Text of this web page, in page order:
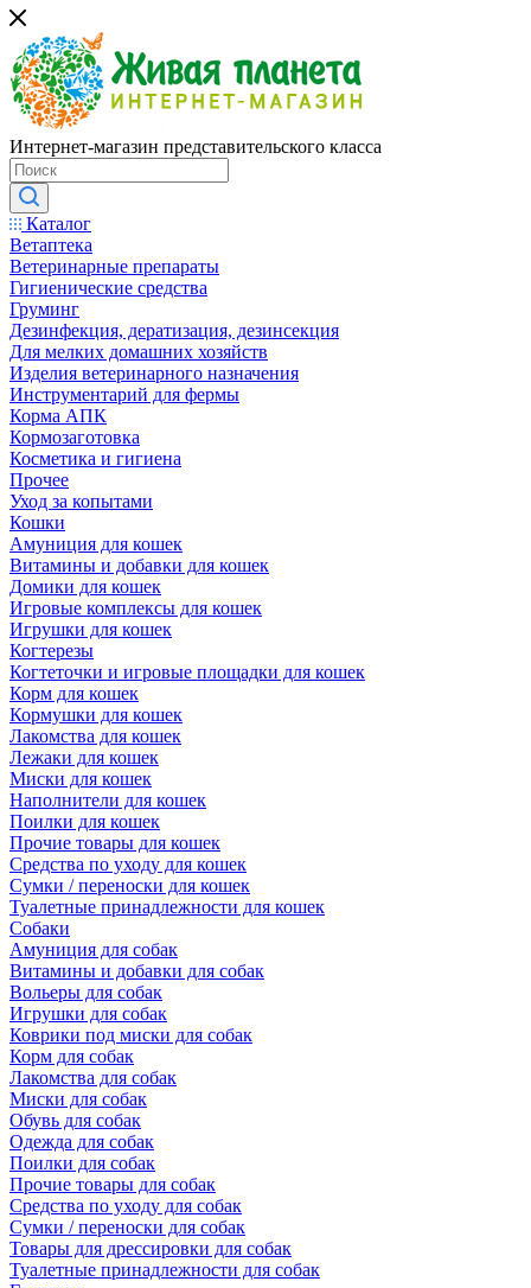
Интернет-магазин представительского класса
Каталог
Ветаптека
Ветеринарные препараты
Гигиенические средства
Груминг
Дезинфекция, дератизация, дезинсекция
Для мелких домашних хозяйств
Изделия ветеринарного назначения
Инструментарий для фермы
Корма АПК
Кормозаготовка
Косметика и гигиена
Прочее
Уход за копытами
Кошки
Амуниция для кошек
Витамины и добавки для кошек
Домики для кошек
Игровые комплексы для кошек
Игрушки для кошек
Когтерезы
Когтеточки и игровые площадки для кошек
Корм для кошек
Кормушки для кошек
Лакомства для кошек
Лежаки для кошек
Миски для кошек
Наполнители для кошек
Поилки для кошек
Прочие товары для кошек
Средства по уходу для кошек
Сумки / переноски для кошек
Туалетные принадлежности для кошек
Собаки
Амуниция для собак
Витамины и добавки для собак
Вольеры для собак
Игрушки для собак
Коврики под миски для собак
Корм для собак
Лакомства для собак
Миски для собак
Обувь для собак
Одежда для собак
Поилки для собак
Прочие товары для собак
Средства по уходу для собак
Сумки / переноски для собак
Товары для дрессировки для собак
Туалетные принадлежности для собак